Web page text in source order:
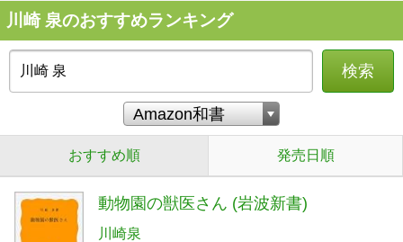
川崎 泉のおすすめランキング
検索
おすすめ順 発売日順
動物園の獣医さん (岩波新書)
川崎泉